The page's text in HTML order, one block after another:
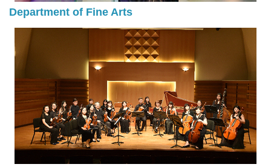
Department of Fine Arts